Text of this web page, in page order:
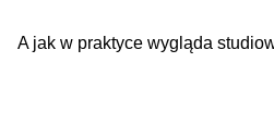
A jak w praktyce wygląda